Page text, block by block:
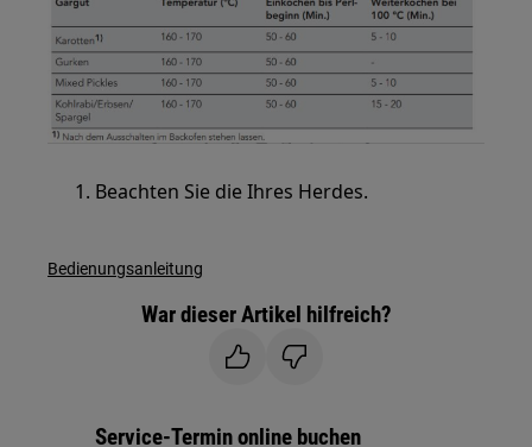
Beachten Sie die Ihres Herdes.
Bedienungsanleitung
War dieser Artikel hilfreich?
Service-Termin online buchen